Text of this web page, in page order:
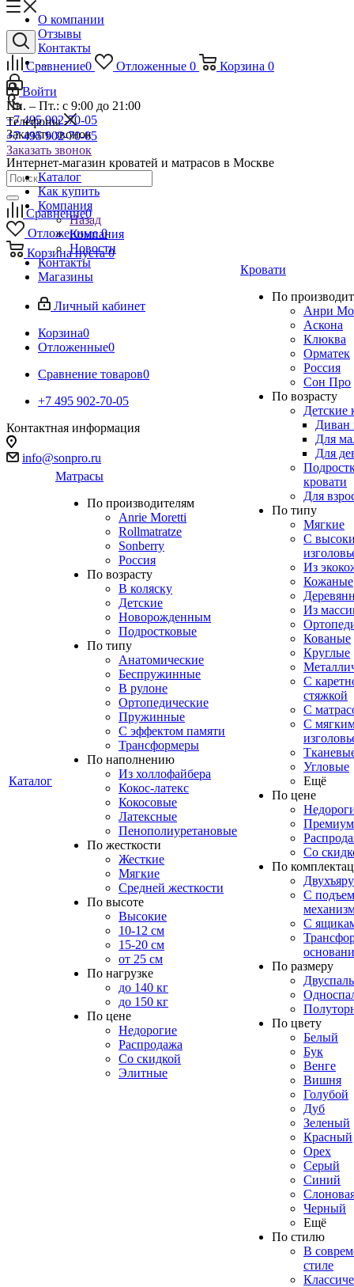
О компании
Отзывы
Контакты
...
Войти
Пн. – Пт.: с 9:00 до 21:00
+7 495 902-70-05
Заказать звонок
Интернет-магазин кроватей и матрасов в Москве
Сравнение0
Отложенные 0
Корзина пуста 0
Каталог
Матрасы
По производителям
Anrie Moretti
Rollmatratze
Sonberry
Россия
По возрасту
В коляску
Детские
Новорожденным
Подростковые
По типу
Анатомические
Беспружинные
В рулоне
Ортопедические
Пружинные
С эффектом памяти
Трансформеры
По наполнению
Из холлофайбера
Кокос-латекс
Кокосовые
Латексные
Пенополиуретановые
По жесткости
Жесткие
Мягкие
Средней жесткости
По высоте
Высокие
10-12 см
15-20 см
от 25 см
По нагрузке
до 140 кг
до 150 кг
По цене
Недорогие
Распродажа
Со скидкой
Элитные
Кровати
По
Анри
Аскона
Клюква
Орматек
Россия
Сон Про
По возрасту
Детские
Диван
Для
Для
кровати
Для
По типу
Мягкие
C
Из
Кожаные
Из
Кованые
Круглые
С
стяжкой
С
С
Угловые
Ещё
По цене
Премиум
Со
По
С
С
По размеру
По цвету
Белый
Бук
Венге
Вишня
Голубой
Дуб
Зеленый
Красный
Орех
Серый
Синий
Черный
Ещё
По стилю
В
стиле
Сравнение0 Отложенные 0 Корзина 0
Телефоны
+7 495 902-70-05
Заказать звонок
Каталог
Как купить
Компания
Назад
Компания
Новости
Контакты
Магазины
Личный кабинет
Корзина0
Отложенные0
Сравнение товаров0
+7 495 902-70-05
Контактная информация
info@sonpro.ru